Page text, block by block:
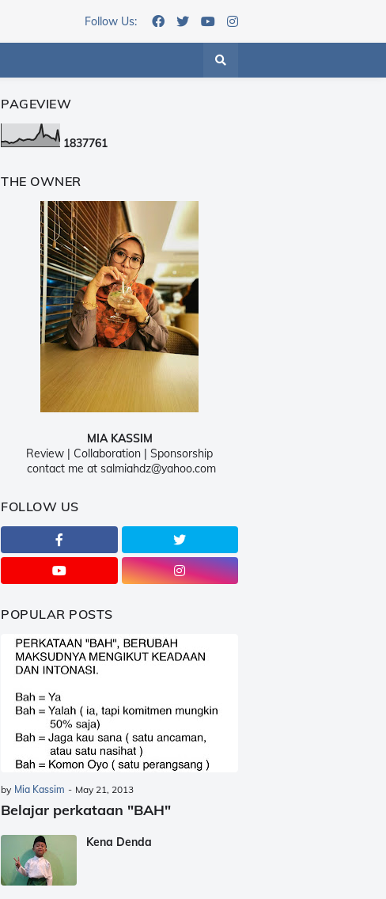
Follow Us:
PAGEVIEW
1837761
THE OWNER
MIA KASSIM
Review | Collaboration | Sponsorship
contact me at salmiahdz@yahoo.com
FOLLOW US
POPULAR POSTS
by Mia Kassim - May 21, 2013
Belajar perkataan "BAH"
Kena Denda